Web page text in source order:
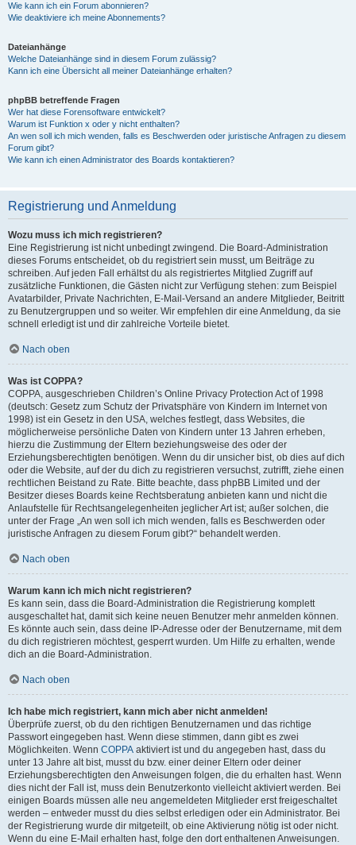
Wie kann ich ein Forum abonnieren?
Wie deaktiviere ich meine Abonnements?
Dateianhänge
Welche Dateianhänge sind in diesem Forum zulässig?
Kann ich eine Übersicht all meiner Dateianhänge erhalten?
phpBB betreffende Fragen
Wer hat diese Forensoftware entwickelt?
Warum ist Funktion x oder y nicht enthalten?
An wen soll ich mich wenden, falls es Beschwerden oder juristische Anfragen zu diesem
Forum gibt?
Wie kann ich einen Administrator des Boards kontaktieren?
Registrierung und Anmeldung
Wozu muss ich mich registrieren?
Eine Registrierung ist nicht unbedingt zwingend. Die Board-Administration
dieses Forums entscheidet, ob du registriert sein musst, um Beiträge zu
schreiben. Auf jeden Fall erhältst du als registriertes Mitglied Zugriff auf
zusätzliche Funktionen, die Gästen nicht zur Verfügung stehen: zum Beispiel
Avatarbilder, Private Nachrichten, E-Mail-Versand an andere Mitglieder, Beitritt
zu Benutzergruppen und so weiter. Wir empfehlen dir eine Anmeldung, da sie
schnell erledigt ist und dir zahlreiche Vorteile bietet.
Nach oben
Was ist COPPA?
COPPA, ausgeschrieben Children’s Online Privacy Protection Act of 1998
(deutsch: Gesetz zum Schutz der Privatsphäre von Kindern im Internet von
1998) ist ein Gesetz in den USA, welches festlegt, dass Websites, die
möglicherweise persönliche Daten von Kindern unter 13 Jahren erheben,
hierzu die Zustimmung der Eltern beziehungsweise des oder der
Erziehungsberechtigten benötigen. Wenn du dir unsicher bist, ob dies auf dich
oder die Website, auf der du dich zu registrieren versuchst, zutrifft, ziehe einen
rechtlichen Beistand zu Rate. Bitte beachte, dass phpBB Limited und der
Besitzer dieses Boards keine Rechtsberatung anbieten kann und nicht die
Anlaufstelle für Rechtsangelegenheiten jeglicher Art ist; außer solchen, die
unter der Frage „An wen soll ich mich wenden, falls es Beschwerden oder
juristische Anfragen zu diesem Forum gibt?“ behandelt werden.
Nach oben
Warum kann ich mich nicht registrieren?
Es kann sein, dass die Board-Administration die Registrierung komplett
ausgeschaltet hat, damit sich keine neuen Benutzer mehr anmelden können.
Es könnte auch sein, dass deine IP-Adresse oder der Benutzername, mit dem
du dich registrieren möchtest, gesperrt wurden. Um Hilfe zu erhalten, wende
dich an die Board-Administration.
Nach oben
Ich habe mich registriert, kann mich aber nicht anmelden!
Überprüfe zuerst, ob du den richtigen Benutzernamen und das richtige
Passwort eingegeben hast. Wenn diese stimmen, dann gibt es zwei
Möglichkeiten. Wenn COPPA aktiviert ist und du angegeben hast, dass du
unter 13 Jahre alt bist, musst du bzw. einer deiner Eltern oder deiner
Erziehungsberechtigten den Anweisungen folgen, die du erhalten hast. Wenn
dies nicht der Fall ist, muss dein Benutzerkonto vielleicht aktiviert werden. Bei
einigen Boards müssen alle neu angemeldeten Mitglieder erst freigeschaltet
werden – entweder musst du dies selbst erledigen oder ein Administrator. Bei
der Registrierung wurde dir mitgeteilt, ob eine Aktivierung nötig ist oder nicht.
Wenn du eine E-Mail erhalten hast, folge den dort enthaltenen Anweisungen.